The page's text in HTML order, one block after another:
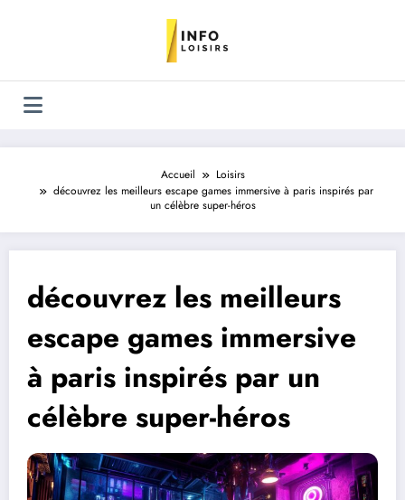
Accueil
Loisirs
découvrez les meilleurs escape games immersive à paris inspirés par
un célèbre super-héros
découvrez les meilleurs
escape games immersive
à paris inspirés par un
célèbre super-héros